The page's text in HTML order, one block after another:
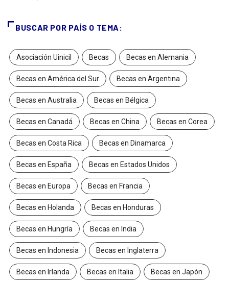
BUSCAR POR PAÍS O TEMA:
Asociación Uinicil Becas Becas en Alemania
Becas en América del Sur Becas en Argentina
Becas en Australia Becas en Bélgica
Becas en Canadá Becas en China Becas en Corea
Becas en Costa Rica Becas en Dinamarca
Becas en España Becas en Estados Unidos
Becas en Europa Becas en Francia
Becas en Holanda Becas en Honduras
Becas en Hungría Becas en India
Becas en Indonesia Becas en Inglaterra
Becas en Irlanda Becas en Italia Becas en Japón